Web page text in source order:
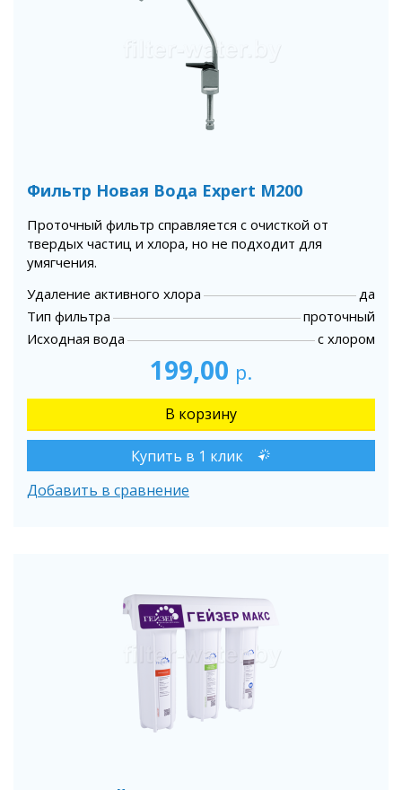
Фильтр Новая Вода Expert М200
Проточный фильтр справляется с очисткой от
твердых частиц и хлора, но не подходит для
умягчения.
Удаление активного хлора
да
Тип фильтра
проточный
Исходная вода
с хлором
199,00 р.
Купить в 1 клик
Добавить в сравнение